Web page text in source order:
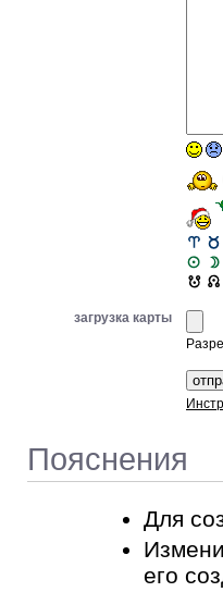
загрузка карты
Пояснения
Для
его